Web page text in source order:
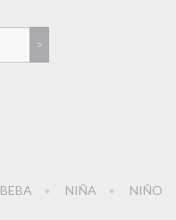
BEBA NIÑA NIÑO